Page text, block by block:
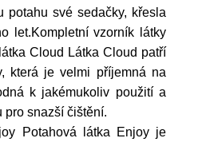
potahu své sedačky, křesla
let.Kompletní vzorník látky
Cloud Látka Cloud patří
která je velmi příjemná na
k jakémukoliv použití a
pro snazší čištění.
Potahová látka Enjoy je